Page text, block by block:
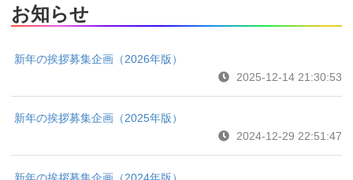
お知らせ
新年の挨拶募集企画（2026年版）
2025-12-14 21:30:53
新年の挨拶募集企画（2025年版）
2024-12-29 22:51:47
新年の挨拶募集企画（2024年版）